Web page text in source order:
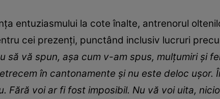
entuziasmului la cote înalte, antrenorul
cei prezenți, punctând inclusiv lucruri
să vă spun, așa cum v-am spus, mulțumiri și
în cantonamente și nu este deloc
Fără voi ar fi fost imposibil. Nu vă voi uita,